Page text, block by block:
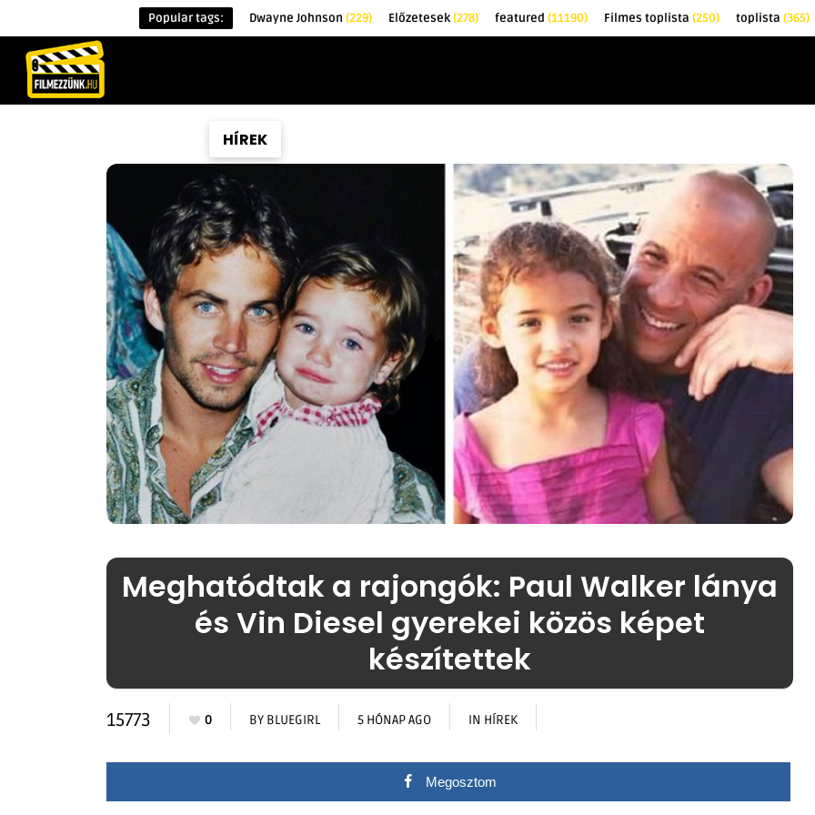
Popular tags: Dwayne Johnson (229) Előzetesek(278) featured (11190) Filmes toplista (250) toplista (365)
HÍREK
Meghatódtak a rajongók: Paul Walker lánya
és Vin Diesel gyerekei közös képet
készítettek
15773 0 BY BLUEGIRL 5 HÓNAP AGO IN HÍREK
Megosztom